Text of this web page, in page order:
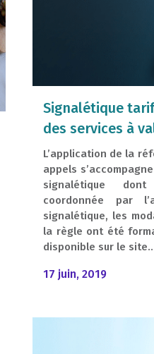
Signalétique
des services à
L’application de la
appels
signalétique
coordonnée par
signalétique, les
la règle ont été
disponible sur le
17 juin, 2019